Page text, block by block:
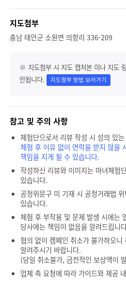
지도첨부
충남 태안군 소원면 의항리 336-209
※ 지도첨부 시 지도 캡처본 이나 지도
안됩니다.
지도첨부 방법 보러가기
참고 및 주의 사항
체험단으로서 리뷰 작성 시 성의 있
체험 후 이유 없이 연락을 받지 않을
책임을 지게 될 수 있습니다.
작성하신 리뷰와 이미지는 마녀체험
있습니다.
공정위문구 미 기재 시 공정거래법
있습니다.
체험 후 부작용 및 문제 발생 시에는
당사에는 책임이 없음을 알려드립니
협의 없이 캠페인 취소가 불가하오니
알려주시기 바랍니다.
(당일 취소불가, 금전적인 보상액이
업체 측 요청에 따라 가이드와 제공